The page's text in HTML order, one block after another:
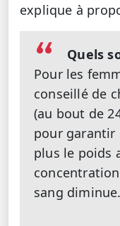
explique à
Quels
Pour les
conseillé de
(au bout de
pour garantir
plus le poids
sang diminue.